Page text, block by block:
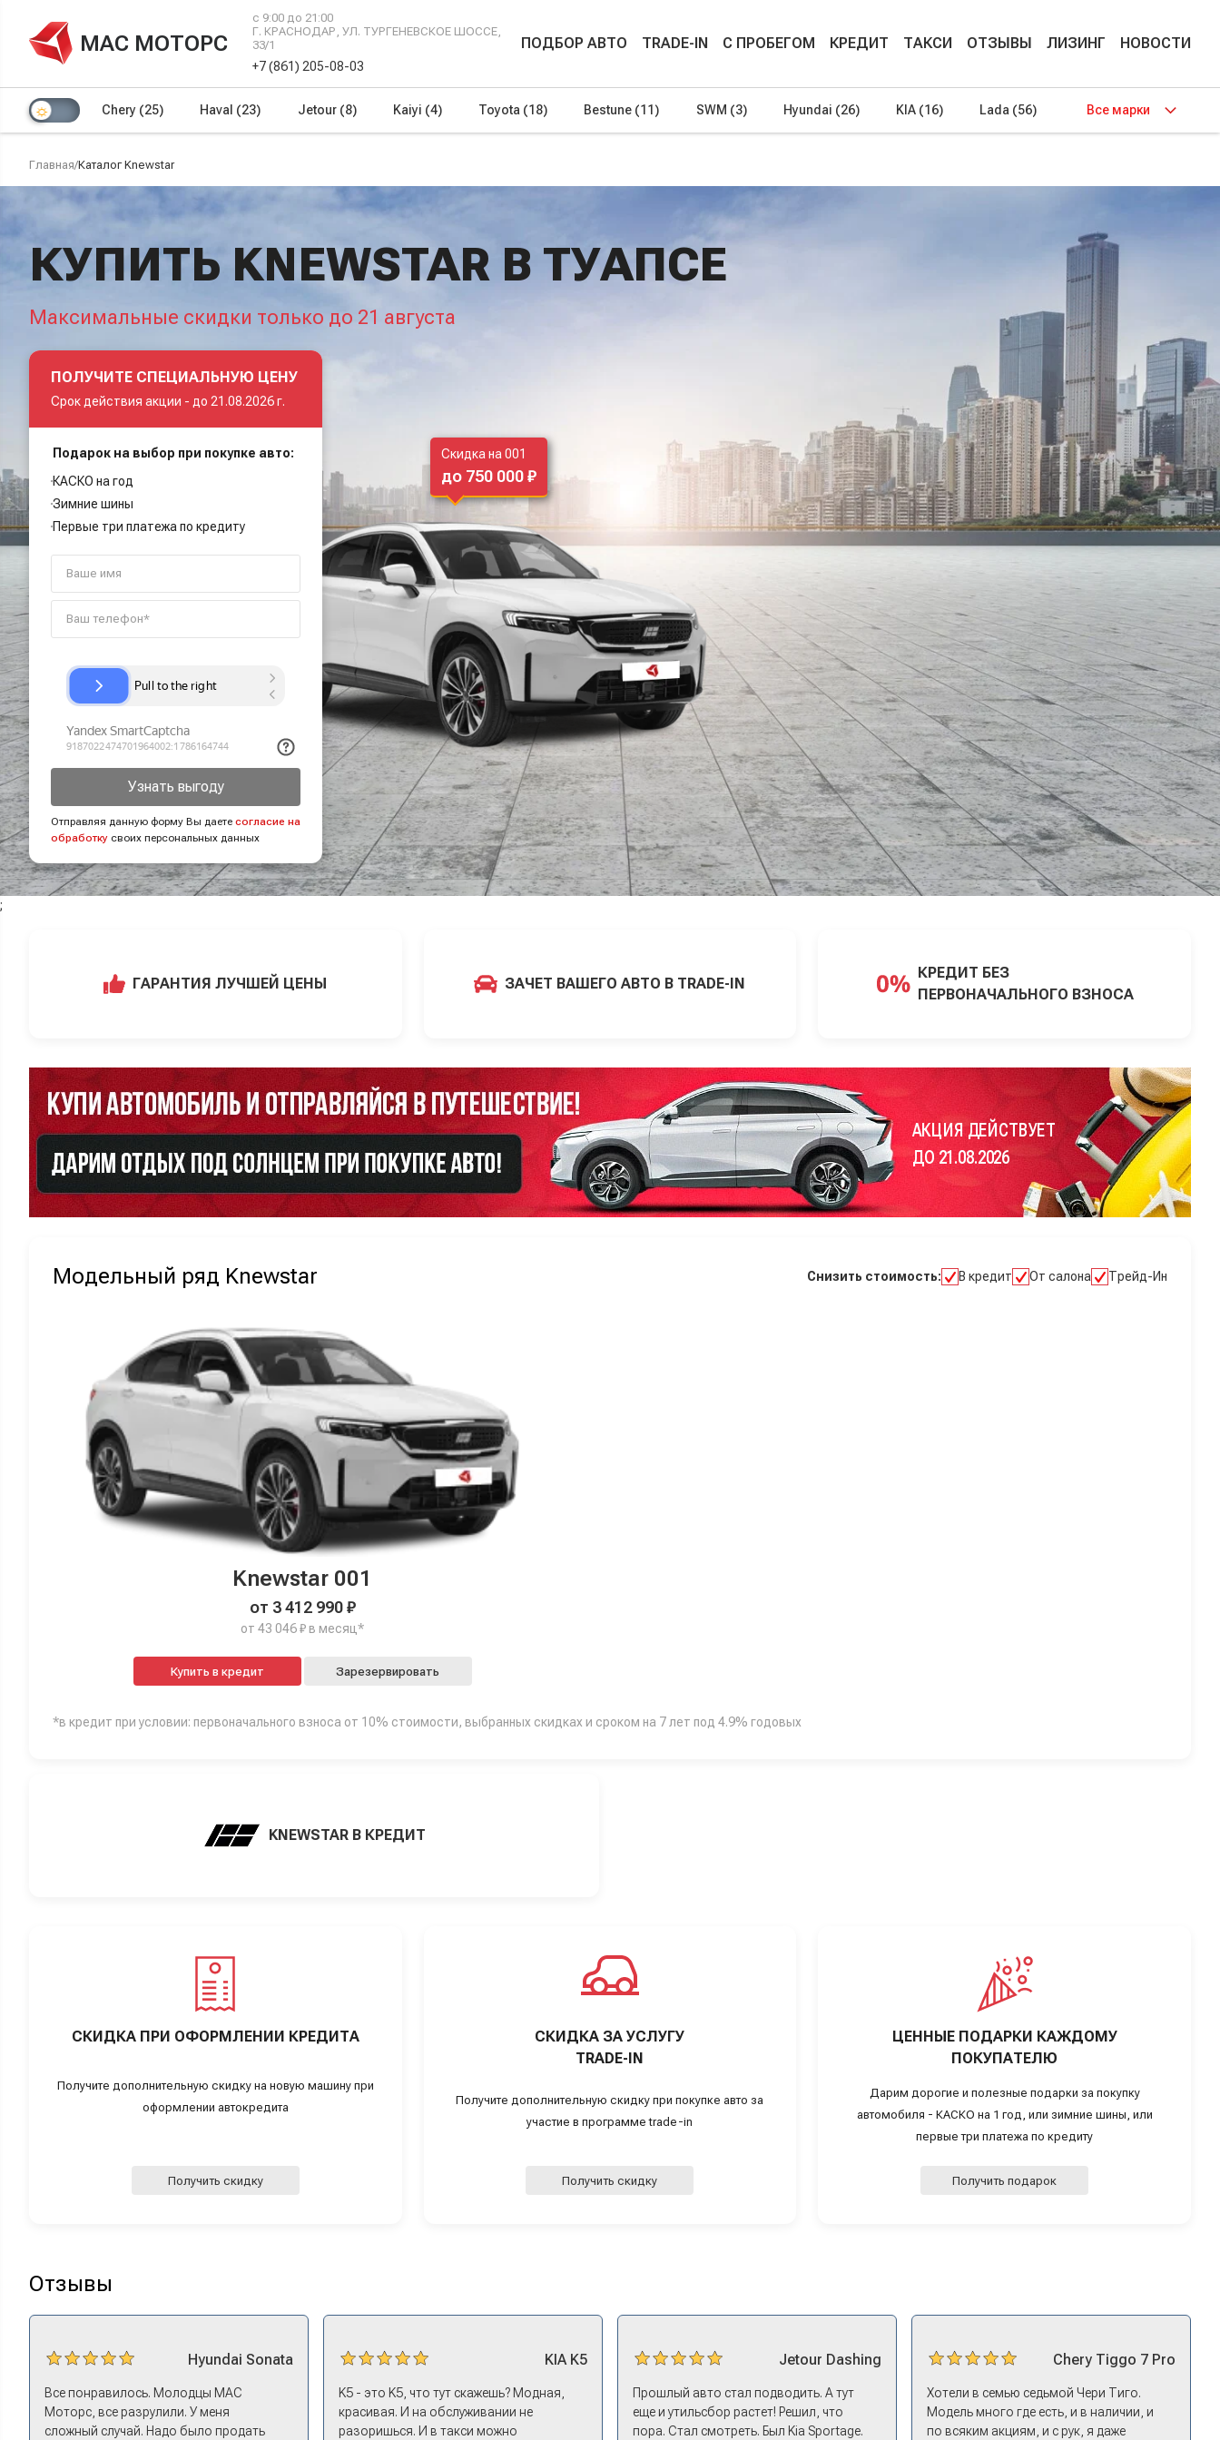
МАС МОТОРС
с 9:00 до 21:00
Г. КРАСНОДАР, УЛ. ТУРГЕНЕВСКОЕ ШОССЕ,
33/1
+7 (861) 205-08-03
ПОДБОР АВТО TRADE-IN С ПРОБЕГОМ КРЕДИТ ТАКСИ ОТЗЫВЫ ЛИЗИНГ НОВОСТИ
Chery (25) Haval (23) Jetour (8) Kaiyi (4) Toyota (18) Bestune (11) SWM (3) Hyundai (26) KIA (16) Lada (56) Все марки
Главная/Каталог Knewstar
КУПИТЬ KNEWSTAR В ТУАПСЕ
Максимальные скидки только до 21 августа
ПОЛУЧИТЕ СПЕЦИАЛЬНУЮ ЦЕНУ
Срок действия акции - до 21.08.2026 г.
Подарок на выбор при покупке авто:
КАСКО на год
Зимние шины
Первые три платежа по кредиту
Узнать выгоду
Отправляя данную форму Вы даете согласие на
обработку своих персональных данных
Скидка на 001
до 750 000 ₽
;
ГАРАНТИЯ ЛУЧШЕЙ ЦЕНЫ ЗАЧЕТ ВАШЕГО АВТО В TRADE-IN
КРЕДИТ БЕЗ
ПЕРВОНАЧАЛЬНОГО ВЗНОСА
АКЦИЯ ДЕЙСТВУЕТ
ДО 21.08.2026
Модельный ряд Knewstar Снизить стоимость: В кредит От салона Трейд-Ин
Knewstar 001
от 3 412 990 ₽
от 43 046 ₽ в месяц*
Купить в кредит Зарезервировать
*в кредит при условии: первоначального взноса от 10% стоимости, выбранных скидках и сроком на 7 лет под 4.9% годовых
KNEWSTAR В КРЕДИТ
СКИДКА ПРИ ОФОРМЛЕНИИ КРЕДИТА
Получите дополнительную скидку на новую машину при
оформлении автокредита
Получить скидку
СКИДКА ЗА УСЛУГУ
TRADE-IN
Получите дополнительную скидку при покупке авто за
участие в программе trade-in
Получить скидку
ЦЕННЫЕ ПОДАРКИ КАЖДОМУ
ПОКУПАТЕЛЮ
Дарим дорогие и полезные подарки за покупку
автомобиля - КАСКО на 1 год, или зимние шины, или
первые три платежа по кредиту
Получить подарок
Отзывы
Hyundai Sonata
Все понравилось. Молодцы МАС
Моторс, все разрулили. У меня
сложный случай. Надо было продать
KIA K5
K5 - это K5, что тут скажешь? Модная,
красивая. И на обслуживании не
разоришься. И в такси можно
Jetour Dashing
Прошлый авто стал подводить. А тут
еще и утильсбор растет! Решил, что
пора. Стал смотреть. Был Kia Sportage.
Chery Tiggo 7 Pro
Хотели в семью седьмой Чери Тиго.
Модель много где есть, и в наличии, и
по всяким акциям, и с рук, я даже